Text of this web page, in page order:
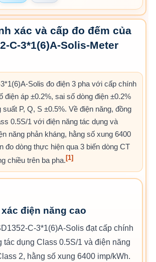
xác và cấp đo đếm của
C-3*1(6)A-Solis-Meter
Solis đo điện 3 pha với cấp chính
điện áp ±0.2%, sai số dòng điện ±0.2%
P, Q, S ±0.5%. Về điện năng, đồng
0.5S/1 với điện năng tác dụng và
năng phản kháng, hằng số xung 6400
đo dòng thực hiện qua 3 biến dòng CT
chiều trên ba pha. [1]
điện năng cao
C-3*1(6)A-Solis đạt cấp chính
tác dụng Class 0.5S/1 và điện năng
2, hằng số xung 6400 imp/kWh.